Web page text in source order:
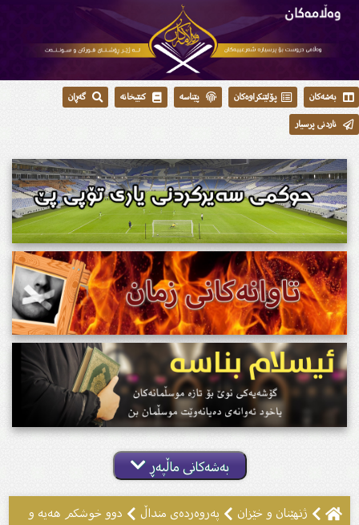
بەشەکان پۆلێنکراوەکان پێناسە کتێبخانە
گەڕان
ناردنی پرسیار
بەشەکانی ماڵپەڕ
ژنهێنان و خێزان پەروەردەى منداڵ
دوو خوشکم هەیە و